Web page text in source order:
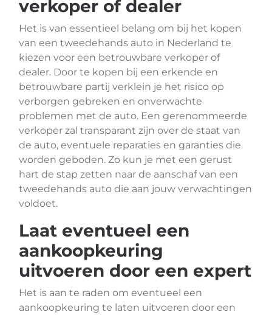
verkoper of dealer
Het is van essentieel belang om bij het kopen
van een tweedehands auto in Nederland te
kiezen voor een betrouwbare verkoper of
dealer. Door te kopen bij een erkende en
betrouwbare partij verklein je het risico op
verborgen gebreken en onverwachte
problemen met de auto. Een gerenommeerde
verkoper zal transparant zijn over de staat van
de auto, eventuele reparaties en garanties die
worden geboden. Zo kun je met een gerust
hart de stap zetten naar de aanschaf van een
tweedehands auto die aan jouw verwachtingen
voldoet.
Laat eventueel een
aankoopkeuring
uitvoeren door een expert
Het is aan te raden om eventueel een
aankoopkeuring te laten uitvoeren door een